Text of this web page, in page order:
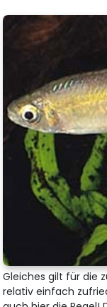
Gleiches gilt für die
relativ einfach